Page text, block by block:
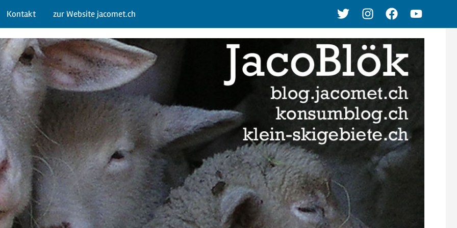
TwitterInstagramFacebookYoutube
Kontakt zur Website jacomet.ch